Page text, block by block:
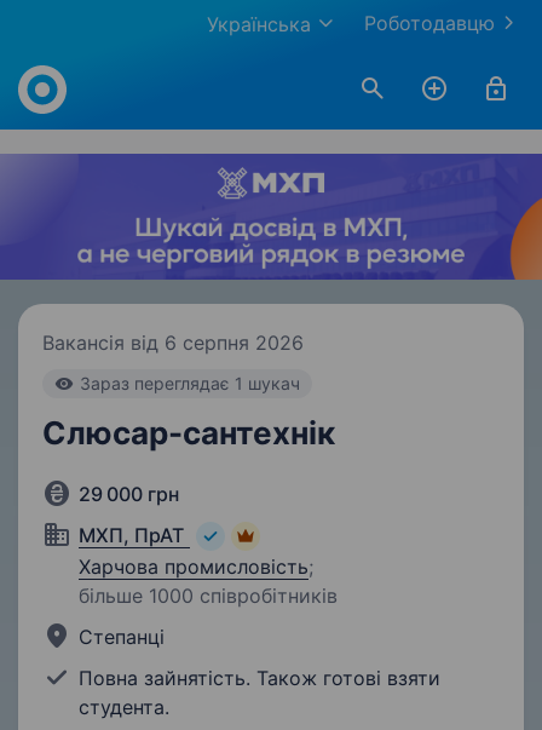
Роботодавцю
Українська
Work.ua
Вакансія від 6 серпня 2026
Зараз переглядає 1 шукач
Слюсар-сантехнік
29 000 грн
МХП, ПрАТ
Харчова промисловість;
більше 1000 співробітників
Степанці
Повна зайнятість. Також готові взяти
студента.